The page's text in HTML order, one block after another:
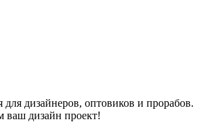
дизайнеров, оптовиков и прорабов.
ваш дизайн проект!